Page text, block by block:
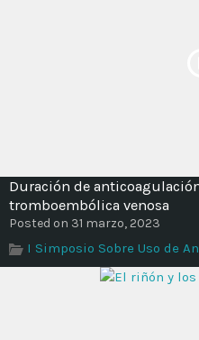
Duración de
tromboembólica venosa
Posted on 31 marzo, 2023
I Simposio Sobre Uso de